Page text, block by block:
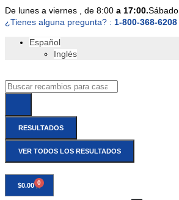
De lunes a viernes , de 8:00 a 17:00.Sábado
¿Tienes alguna pregunta? : 1-800-368-6208
Español
Inglés
RESULTADOS
VER TODOS LOS RESULTADOS
$0.00 0